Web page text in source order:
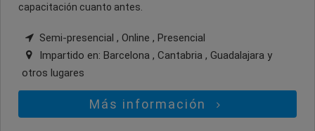
capacitación cuanto antes.
Semi-presencial , Online , Presencial
Impartido en: Barcelona , Cantabria , Guadalajara y
otros lugares
Más información